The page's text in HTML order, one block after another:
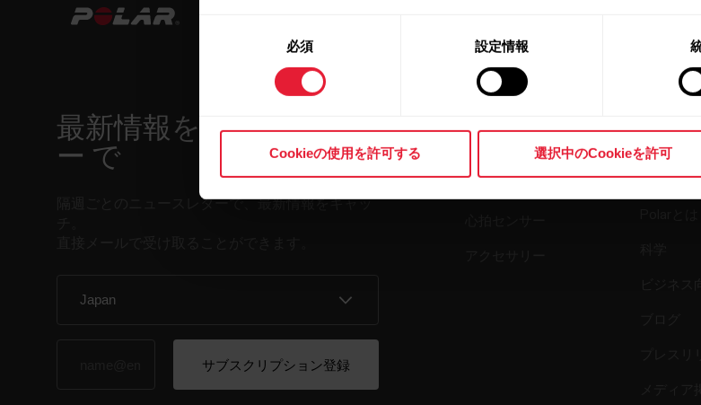
必須 設定情報
Cookieの使用を許可する 選択中のCookieを許可
最新情報をニュースレタ
ー で
隔週ごとのニュースレターで、最新情報をキャッ
製品
て